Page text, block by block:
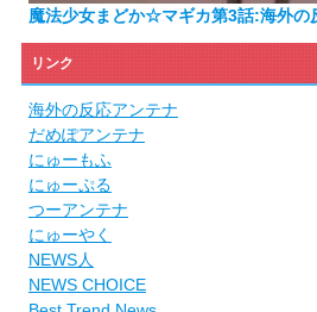
魔法少女まどか☆マギカ第3話:海外の
リンク
海外の反応アンテナ
だめぽアンテナ
にゅーもふ
にゅーぷる
つーアンテナ
にゅーやく
NEWS人
NEWS CHOICE